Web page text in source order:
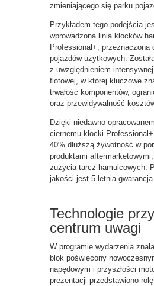
zmieniającego się parku
Przykładem tego podejścia
wprowadzona linia klocków
Professional+, przeznaczona
pojazdów użytkowych.
z uwzględnieniem
flotowej, w której kluczowe
trwałość komponentów,
oraz przewidywalność
Dzięki niedawno
ciernemu klocki
40% dłuższą żywotność w
produktami
zużycia tarcz hamulcowych.
jakości jest 5-letnia gwarancja.
Technologie
centrum uwagi
W programie wydarzenia
blok poświęcony
napędowym i przyszłości
prezentacji przedstawiono